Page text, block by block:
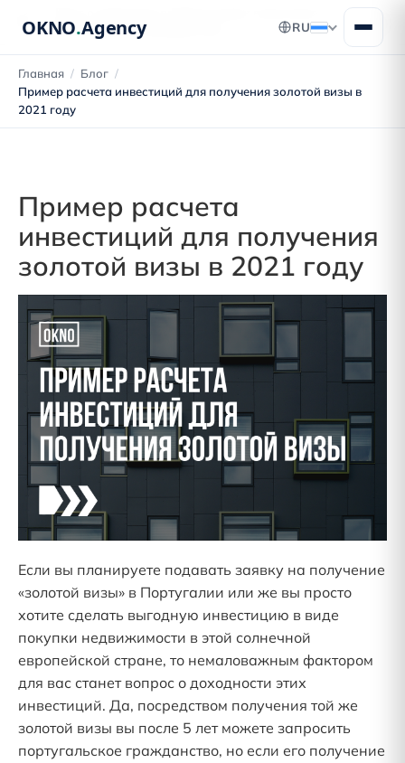
OKNO.Agency RU
Главная / Блог /
Пример расчета инвестиций для получения золотой визы в
2021 году
ВНЖ, ПМЖ и гражданства
Пример расчета
инвестиций для получения
золотой визы в 2021 году
Если вы планируете подавать заявку на получение
«золотой визы» в Португалии или же вы просто
хотите сделать выгодную инвестицию в виде
покупки недвижимости в этой солнечной
европейской стране, то немаловажным фактором
для вас станет вопрос о доходности этих
инвестиций. Да, посредством получения той же
золотой визы вы после 5 лет можете запросить
португальское гражданство, но если его получение